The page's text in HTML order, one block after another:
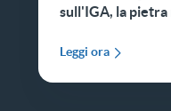
sull'IGA, la
Leggi ora